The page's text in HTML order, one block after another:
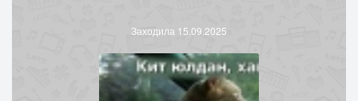
Заходила 15.09.2025